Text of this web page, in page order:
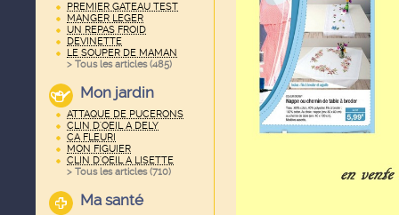
PREMIER GATEAU TEST
MANGER LEGER
UN REPAS FROID
DEVINETTE
LE SOUPER DE MAMAN
> Tous les articles (485)
Mon jardin
ATTAQUE DE PUCERONS
CLIN D'OEIL A DELY
CA FLEURI
MON FIGUIER
CLIN D'OEIL A LISETTE
> Tous les articles (710)
Ma santé